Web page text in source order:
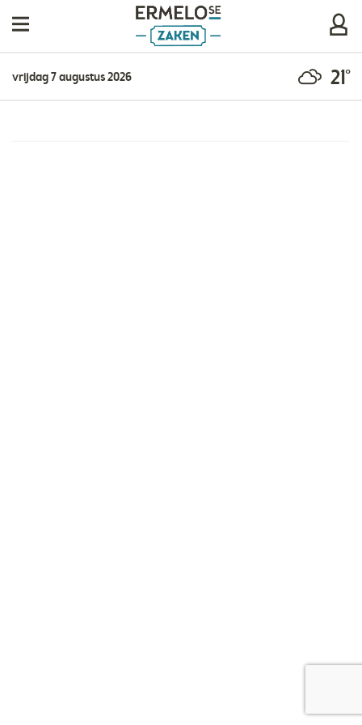
vrijdag 7 augustus 2026 21°